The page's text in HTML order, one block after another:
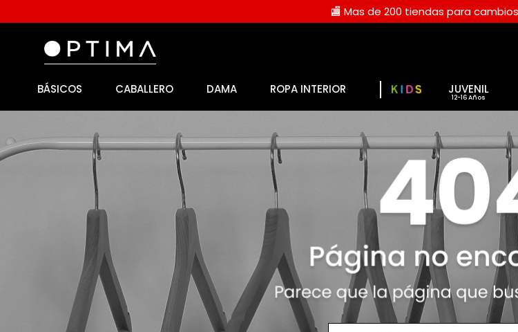
🏬 Mas de 200 tiendas para
BÁSICOS CABALLERO DAMA ROPA INTERIOR JUVENIL
licencia
3.
playeras dama
pantalones caballero
playera polo
playera manga larga